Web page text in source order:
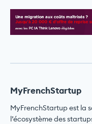
MyFrenchStartup
MyFrenchStartup est la
l’écosystème des